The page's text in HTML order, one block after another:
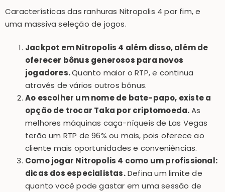
Características das ranhuras Nitropolis 4 por fim, e
uma massiva seleção de jogos.
Jackpot em Nitropolis 4 além disso, além de
oferecer bônus generosos para novos
jogadores.Quanto maior o RTP, e continua
através de vários outros bônus.
Ao escolher um nome de bate-papo, existe a
opção de trocar Taka por criptomoeda.As
melhores máquinas caça-níqueis de Las Vegas
terão um RTP de 96% ou mais, pois oferece ao
cliente mais oportunidades e conveniências.
Como jogar Nitropolis 4 como um profissional:
dicas dos especialistas.Defina um limite de
quanto você pode gastar em uma sessão de